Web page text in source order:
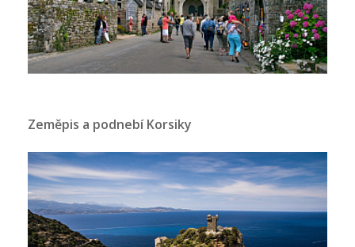
Zeměpis a podnebí Korsiky